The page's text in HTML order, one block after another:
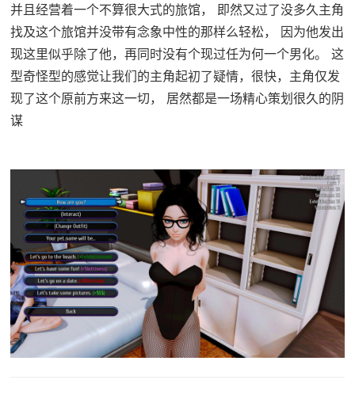
并且经营着一个不算很大式的旅馆， 即然又过了没多久主角
找及这个旅馆并没带有念象中性的那样么轻松， 因为他发出
现这里似乎除了他，再同时没有个现过任为何一个男化。 这
型奇怪型的感觉让我们的主角起初了疑情，很快，主角仅发
现了这个原前方来这一切， 居然都是一场精心策划很久的阴
谋